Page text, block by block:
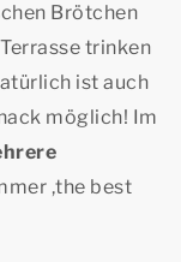
Brötchen
trinken
ist auch
möglich! Im
,the best